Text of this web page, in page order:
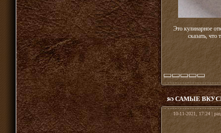
Это кулинарное
сказать,
САМЫЕ
10-11-2021, 17:24 |